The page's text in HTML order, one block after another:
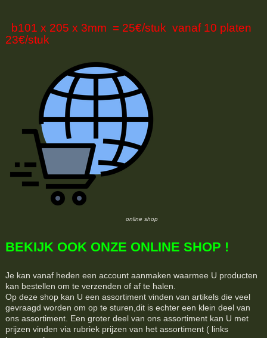
b101 x 205 x 3mm = 25€/stuk vanaf 10 platen
23€/stuk
online shop
BEKIJK OOK ONZE ONLINE SHOP !
Je kan vanaf heden een account aanmaken waarmee U producten
kan bestellen om te verzenden of af te halen.
Op deze shop kan U een assortiment vinden van artikels die veel
gevraagd worden om op te sturen,dit is echter een klein deel van
ons assortiment. Een groter deel van ons assortiment kan U met
prijzen vinden via rubriek prijzen van het assortiment ( links